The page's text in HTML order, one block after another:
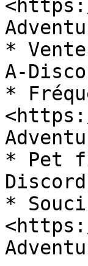
*
A-
*
* Pet
*